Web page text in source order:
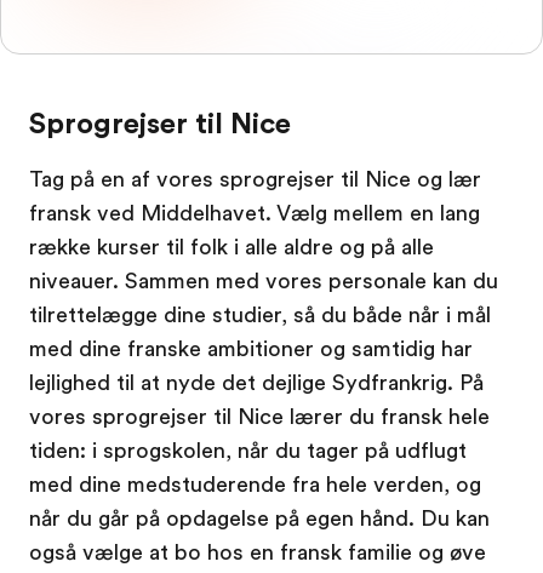
Sprogrejser til Nice
Tag på en af vores sprogrejser til Nice og lær
fransk ved Middelhavet. Vælg mellem en lang
række kurser til folk i alle aldre og på alle
niveauer. Sammen med vores personale kan du
tilrettelægge dine studier, så du både når i mål
med dine franske ambitioner og samtidig har
lejlighed til at nyde det dejlige Sydfrankrig. På
vores sprogrejser til Nice lærer du fransk hele
tiden: i sprogskolen, når du tager på udflugt
med dine medstuderende fra hele verden, og
når du går på opdagelse på egen hånd. Du kan
også vælge at bo hos en fransk familie og øve